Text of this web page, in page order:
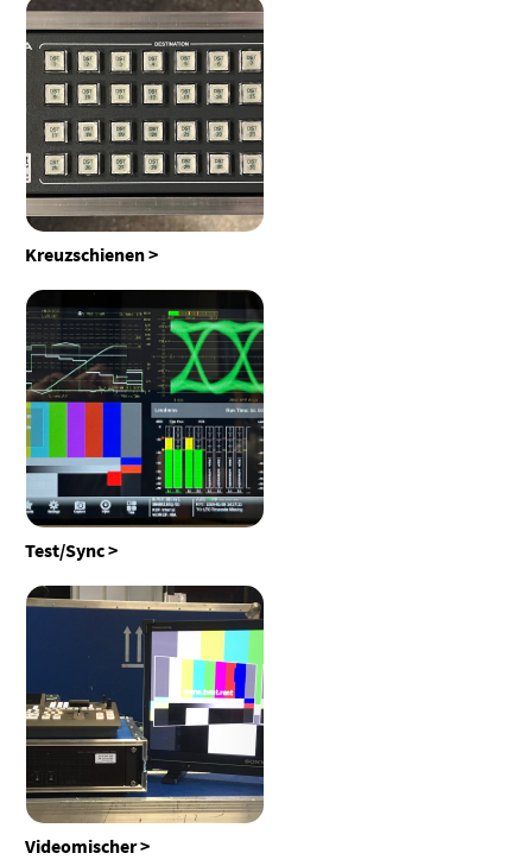
Kreuzschienen
Test/Sync
Videomischer